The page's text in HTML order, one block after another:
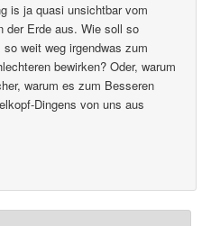
is ja quasi unsichtbar vom
der Erde aus. Wie soll so
so weit weg irgendwas zum
bewirken? Oder, warum
warum es zum Besseren
Dingens von uns aus